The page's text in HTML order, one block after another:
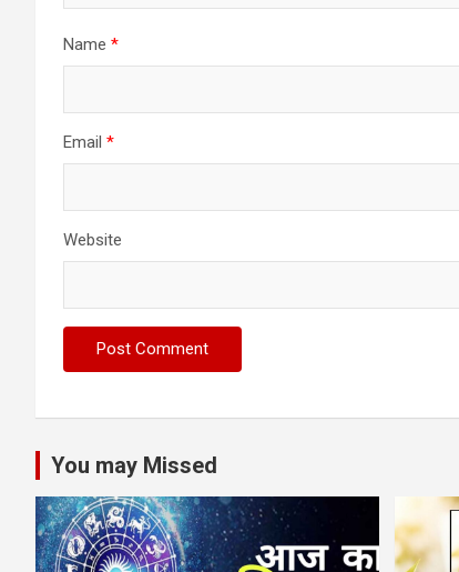
Name *
Email *
Website
You may Missed